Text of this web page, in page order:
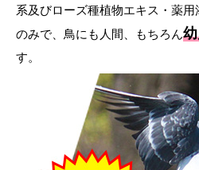
系及びローズ種植物エキス・薬用
のみで、鳥にも人間、もちろん
す。